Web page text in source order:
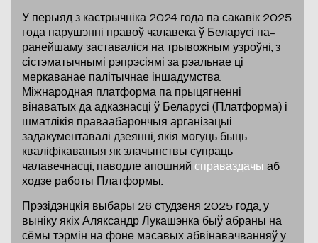
У перыяд з кастрычніка 2024 года па сакавік 2025
года парушэнні правоў чалавека ў Беларусі па-
ранейшаму заставаліся на трывожным узроўні, з
сістэматычнымі рэпрэсіямі за рэальнае ці
меркаванае палітычнае іншадумства.
Міжнародная платформа па прыцягненні
вінаватых да адказнасці ў Беларусі (Платформа) і
шматлікія праваабарончыя арганізацыі
задакументавалі дзеянні, якія могуць быць
кваліфікаваныя як злачынствы супраць
чалавечнасці, паводле апошняй справаздачы аб
ходзе работы Платформы.
Прэзідэнцкія выбары 26 студзеня 2025 года, у
выніку якіх Аляксандр Лукашэнка быў абраны на
сёмы тэрмін на фоне масавых абвінавачванняў у